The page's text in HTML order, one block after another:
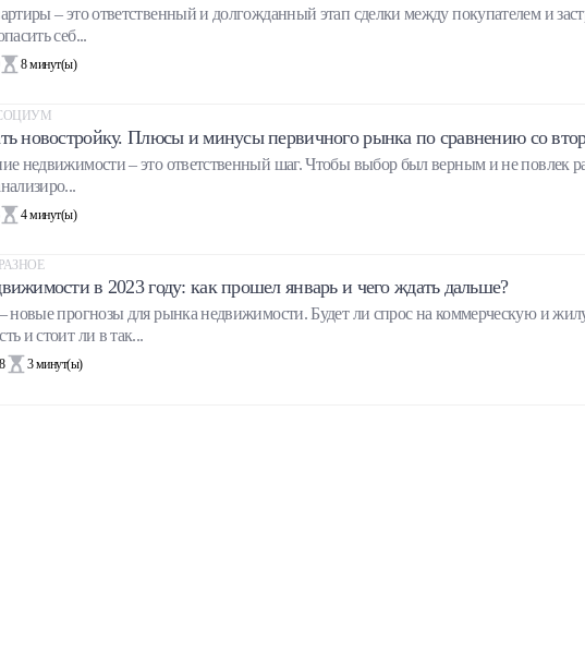
– это ответственный и долгожданный этап сделки между покупателем и
себ...
8минут(ы)
СОЦИУМ
новостройку. Плюсы и минусы первичного рынка по сравнению со
недвижимости – это ответственный шаг. Чтобы выбор был верным и не повлек
4минут(ы)
в 2023 году: как прошел январь и чего ждать дальше?
новые прогнозы для рынка недвижимости. Будет ли спрос на коммерческую и
и стоит ли в так...
3 минут(ы)